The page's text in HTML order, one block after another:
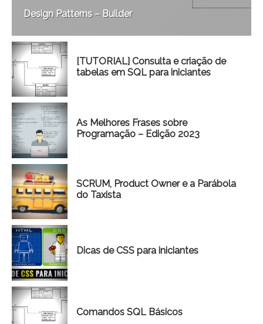
Design Patterns – Builder
[TUTORIAL] Consulta e criação de
tabelas em SQL para iniciantes
As Melhores Frases sobre
Programação – Edição 2023
SCRUM, Product Owner e a Parábola
do Taxista
Dicas de CSS para iniciantes
Comandos SQL Básicos